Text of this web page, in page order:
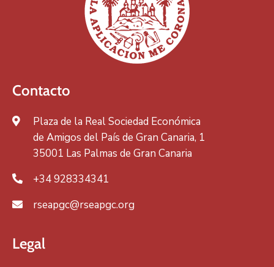
Contacto
Plaza de la Real Sociedad Económica
de Amigos del País de Gran Canaria, 1
35001 Las Palmas de Gran Canaria
+34 928334341
rseapgc@rseapgc.org
Legal